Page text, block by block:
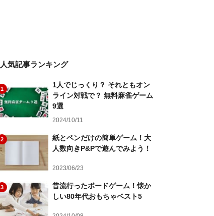
人気記事ランキング
1
1人でじっくり？ それともオン
ライン対戦で？ 無料麻雀ゲーム
9選
2024/10/11
2
紙とペンだけの簡単ゲーム！大
人数向きP&Pで遊んでみよう！
2023/06/23
3
昔流行ったボードゲーム！懐か
しい80年代おもちゃベスト5